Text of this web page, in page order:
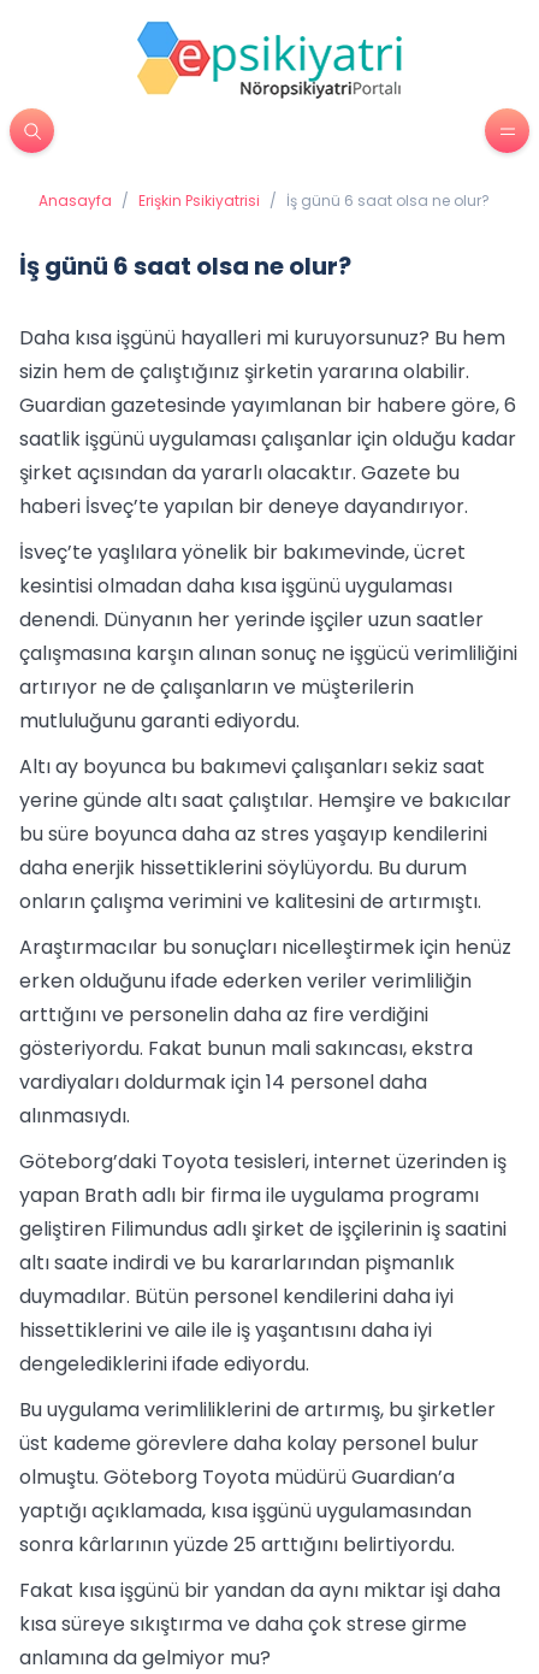
Anasayfa / Erişkin Psikiyatrisi / İş günü 6 saat olsa ne olur?
İş günü 6 saat olsa ne olur?
Daha kısa işgünü hayalleri mi kuruyorsunuz? Bu hem
sizin hem de çalıştığınız şirketin yararına olabilir.
Guardian gazetesinde yayımlanan bir habere göre, 6
saatlik işgünü uygulaması çalışanlar için olduğu kadar
şirket açısından da yararlı olacaktır. Gazete bu
haberi İsveç’te yapılan bir deneye dayandırıyor.
İsveç’te yaşlılara yönelik bir bakımevinde, ücret
kesintisi olmadan daha kısa işgünü uygulaması
denendi. Dünyanın her yerinde işçiler uzun saatler
çalışmasına karşın alınan sonuç ne işgücü verimliliğini
artırıyor ne de çalışanların ve müşterilerin
mutluluğunu garanti ediyordu.
Altı ay boyunca bu bakımevi çalışanları sekiz saat
yerine günde altı saat çalıştılar. Hemşire ve bakıcılar
bu süre boyunca daha az stres yaşayıp kendilerini
daha enerjik hissettiklerini söylüyordu. Bu durum
onların çalışma verimini ve kalitesini de artırmıştı.
Araştırmacılar bu sonuçları nicelleştirmek için henüz
erken olduğunu ifade ederken veriler verimliliğin
arttığını ve personelin daha az fire verdiğini
gösteriyordu. Fakat bunun mali sakıncası, ekstra
vardiyaları doldurmak için 14 personel daha
alınmasıydı.
Göteborg’daki Toyota tesisleri, internet üzerinden iş
yapan Brath adlı bir firma ile uygulama programı
geliştiren Filimundus adlı şirket de işçilerinin iş saatini
altı saate indirdi ve bu kararlarından pişmanlık
duymadılar. Bütün personel kendilerini daha iyi
hissettiklerini ve aile ile iş yaşantısını daha iyi
dengelediklerini ifade ediyordu.
Bu uygulama verimliliklerini de artırmış, bu şirketler
üst kademe görevlere daha kolay personel bulur
olmuştu. Göteborg Toyota müdürü Guardian’a
yaptığı açıklamada, kısa işgünü uygulamasından
sonra kârlarının yüzde 25 arttığını belirtiyordu.
Fakat kısa işgünü bir yandan da aynı miktar işi daha
kısa süreye sıkıştırma ve daha çok strese girme
anlamına da gelmiyor mu?